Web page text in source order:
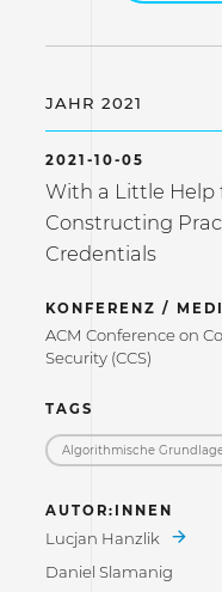
JAHR 2021
2021-10-05
With a Little Help
Constructing
Credentials
KONFERENZ /
ACM Conference on
Security (CCS)
TAGS
Algorithmische
AUTOR:INNEN
Lucjan Hanzlik
Daniel Slamanig